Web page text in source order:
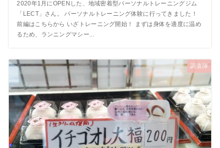
2020年1月にOPENした、地域密着型パーソナルトレーニングジム
「LECT」さん。 パーソナルトレーニング体験に行ってきました！
前編はこちらから いざトレーニング開始！ まずは身体を適度に温め
るため、ランニングマシー...
調査隊